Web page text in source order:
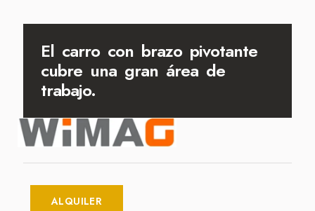
El carro con brazo pivotante
cubre una gran área de
trabajo.
ALQUILER